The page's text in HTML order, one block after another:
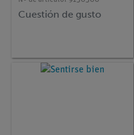
Cuestión de gusto